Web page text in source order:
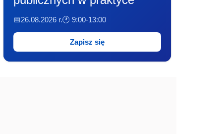
📅26.08.2026 r.🕐 9:00-13:00
Zapisz się